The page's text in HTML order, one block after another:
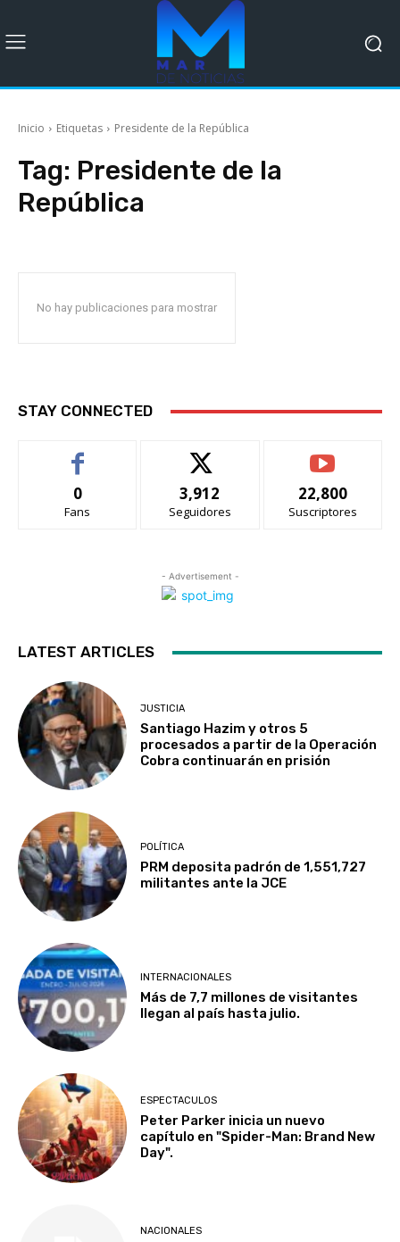
Inicio Etiquetas Presidente de la República
Tag: Presidente de la
República
No hay publicaciones para mostrar
STAY CONNECTED
0
Fans
3,912
Seguidores
22,800
Suscriptores
- Advertisement -
LATEST ARTICLES
JUSTICIA
Santiago Hazim y otros 5
procesados a partir de la Operación
Cobra continuarán en prisión
POLÍTICA
PRM deposita padrón de 1,551,727
militantes ante la JCE
INTERNACIONALES
Más de 7,7 millones de visitantes
llegan al país hasta julio.
ESPECTACULOS
Peter Parker inicia un nuevo
capítulo en "Spider-Man: Brand New
Day".
NACIONALES